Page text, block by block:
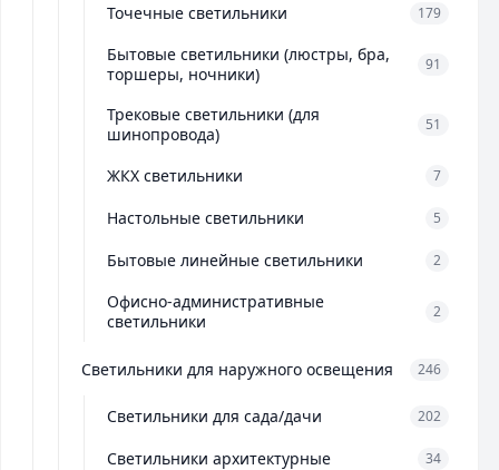
Точечные светильники 179
Бытовые светильники (люстры, бра,
торшеры, ночники)
91
Трековые светильники (для
шинопровода)
51
ЖКХ светильники 7
Настольные светильники 5
Бытовые линейные светильники 2
Офисно-административные
светильники
2
Светильники для наружного освещения 246
Светильники для сада/дачи 202
Светильники архитектурные 34